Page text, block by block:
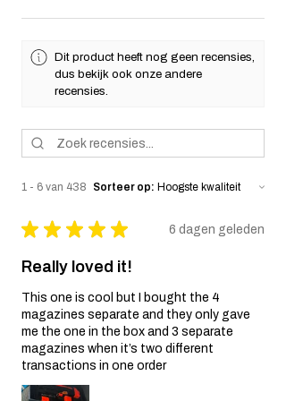
bij normaal gebruik tijdens de
garantieperiode. De garantie dekt het
airsoftgeweer zelf en de interne
Nalatigheid en misbruik:
dekt geen schade die het gevolg is van
onjuist gebruik of ongeoorloofde
Slijtage:Normale slijtage, met inbegrip
schade veroorzaakt door normaal
gebruik, valt niet onder deze garantie.
Niet-originele onderdelen:De garantie
vervalt indien er niet-originele
onderdelen of accessoires, die niet door
de verkoper zijn geleverd, op of in het
airsoftgeweer worden gebruikt.
Dit product heeft nog geen recensies,
dus bekijk ook onze andere
recensies.
1 - 6 van 438 Sorteer op:
★ ★ ★ ★ ★ 6 dagen geleden
Really loved it!
This one is cool but I bought the 4
magazines separate and they only gave
me the one in the box and 3 separate
magazines when it’s two different
transactions in one order